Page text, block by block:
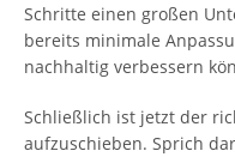
Schritte einen großen
bereits minimale
nachhaltig verbessern
Schließlich ist jetzt der
aufzuschieben. Sprich